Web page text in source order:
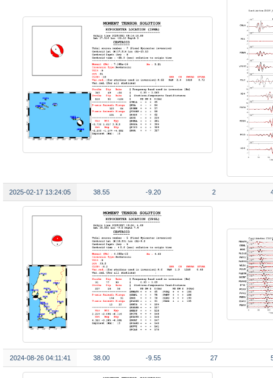
2025-02-17 13:24:05 38.55 -9.20 2
2024-08-26 04:11:41 38.00 -9.55 27